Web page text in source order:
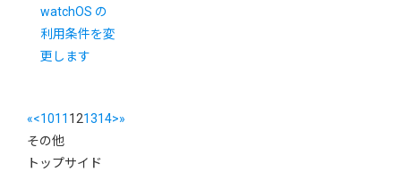
watchOS の
利用条件を変
更します
«<1011 121314>»
その他
トップサイド